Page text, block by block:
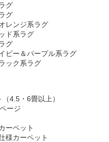
グ
グ
レンジ系ラグ
ド系ラグ
グ
ビー＆パープル系ラグ
ック系ラグ
4.5・6畳以上）
ージ
ーペット
様カーペット